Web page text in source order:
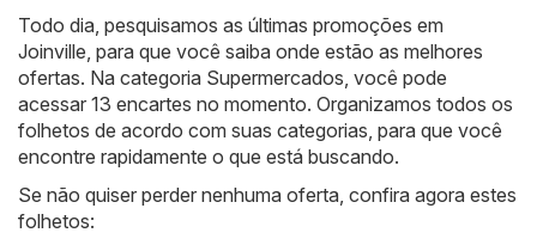
Todo dia, pesquisamos as últimas promoções em
Joinville, para que você saiba onde estão as melhores
ofertas. Na categoria Supermercados, você pode
acessar 13 encartes no momento. Organizamos todos os
folhetos de acordo com suas categorias, para que você
encontre rapidamente o que está buscando.
Se não quiser perder nenhuma oferta, confira agora estes
folhetos: